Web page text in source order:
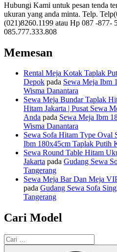
Hubungi Kami untuk pesan tenda
ukuran yang anda minta. Telp.
(021)8260.1199 atau Hp 087 -877-
085.777.333.808
Memesan
Rental Meja Kotak Taplak
Depok pada Sewa Meja Ibm
Wisma Danantara
Sewa Meja Bundar Taplak
Hitam Jakarta | Pusat Sewa
Anda pada Sewa Meja Ibm
Wisma Danantara
Sewa Sofa Hitam Type Oval
Ibm 180x45cm Taplak Putih
Sewa Round Table Hitam
Jakarta pada Gudang Sewa
Tangerang
Sewa Meja Bar Dan Meja
pada Gudang Sewa Sofa
Tangerang
Cari Model
Pencarian
untuk: